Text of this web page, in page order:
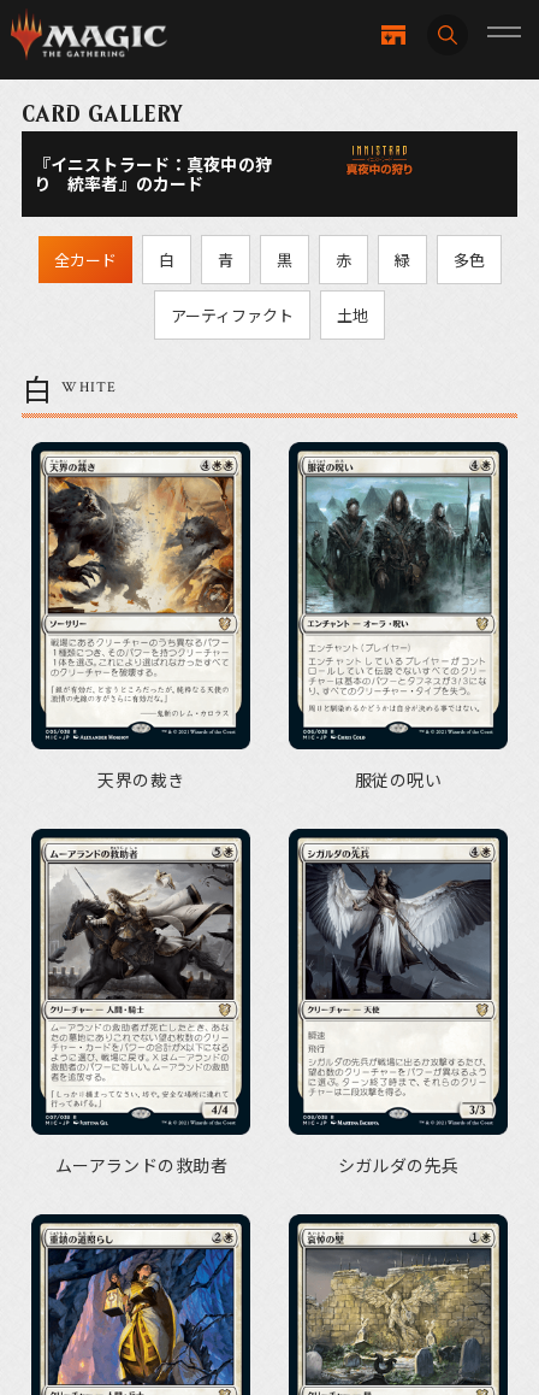
CARD GALLERY
『イニストラード：真夜中の狩
り 統率者』のカード
全カード 白 青 黒 赤 緑 多色
アーティファクト 土地
白 WHITE
天界の裁き 服従の呪い
ムーアランドの救助者 シガルダの先兵